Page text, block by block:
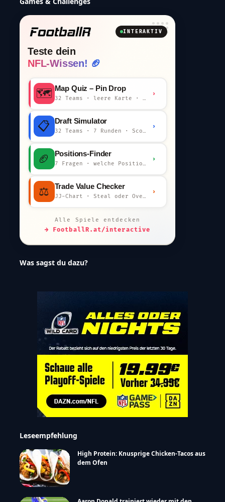
INTERAKTIV
Teste dein
NFL-Wissen! 🏈
🗺️ Map Quiz – Pin Drop
32 Teams · leere Karte · km-Wertung
›
📋 Draft Simulator
32 Teams · 7 Runden · Scout-Kommentar
›
🏈 Positions-Finder
7 Fragen · welche Position bist du?
›
⚖️ Trade Value Checker
JJ-Chart · Steal oder Overpay?
›
Alle Spiele entdecken
→ FootballR.at/interactive
Was sagst du dazu?
Leseempfehlung
High Protein: Knusprige Chicken-Tacos aus
dem Ofen